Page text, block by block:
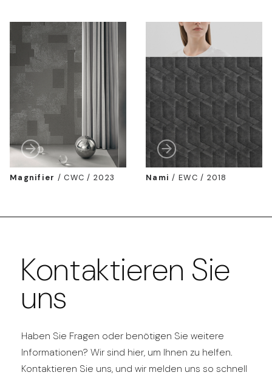
Magnifier /CWC / 2023 Nami / EWC / 2018
Kontaktieren Sie
uns
Haben Sie Fragen oder benötigen Sie weitere
Informationen? Wir sind hier, um Ihnen zu helfen.
Kontaktieren Sie uns, und wir melden uns so schnell